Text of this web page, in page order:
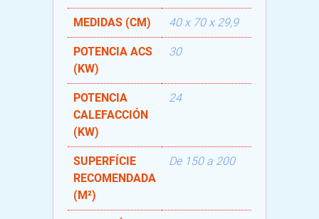
MEDIDAS (CM) 40 x 70 x 29,9
POTENCIA ACS
(KW)
30
POTENCIA
CALEFACCIÓN
(KW)
24
SUPERFÍCIE
RECOMENDADA
(M²)
De 150 a 200